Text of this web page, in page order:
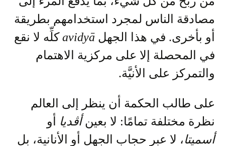
مصادقة الناس لمجرد استخدامهم بطريقة
أو بأخرى. في هذا الجهل avidyāكلِّه لا نقع
في المحصلة إلا على مركزية الاهتمام
والتمركز على الأنيَّة.
على طالب الحكمة أن ينظر إلى العالم
نظرة مختلفة تمامًا: لا بعينأڤديا
أو
أسميتا، لا عبر حجاب الجهل أو الأنانية، بل